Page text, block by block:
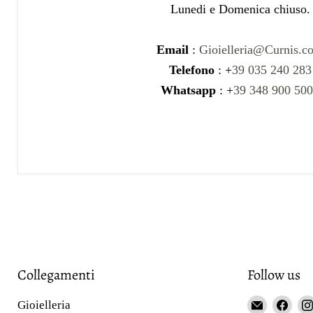
Lunedi e Domenica chiuso.
Email :
Telefono: +39 035 240 283
Whatsapp : +39 348 900
Collegamenti
Gioielleria
Follow us
EmailFind